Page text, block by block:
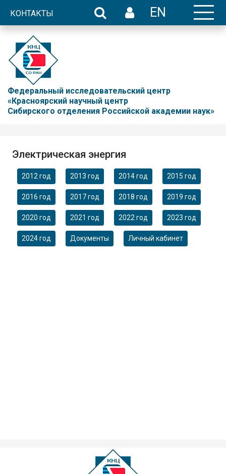
КОНТАКТЫ EN
Федеральный исследовательский центр
«Красноярский научный центр
Сибирского отделения Российской академии наук»
Электрическая энергия
2012 год 2013 год 2014 год 2015 год
2016 год 2017 год 2018 год 2019 год
2020 год 2021 год 2022 год 2023 год
2024 год Документы Личный кабинет